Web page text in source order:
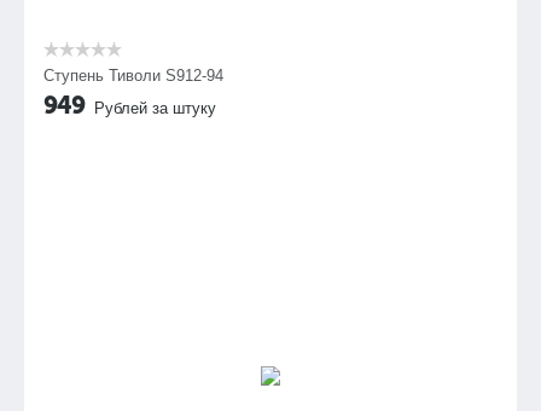
Ступень Тиволи S912-94
949 Рублей за штуку